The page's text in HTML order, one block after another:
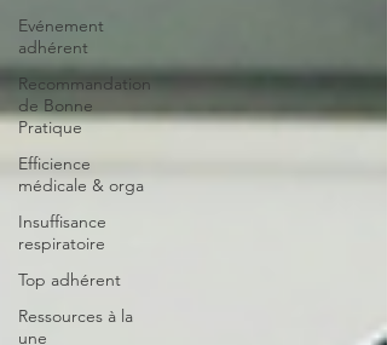
Evénement
adhérent
Recommandation
de Bonne
Pratique
Efficience
médicale & orga
Insuffisance
respiratoire
Top adhérent
Ressources à la
une